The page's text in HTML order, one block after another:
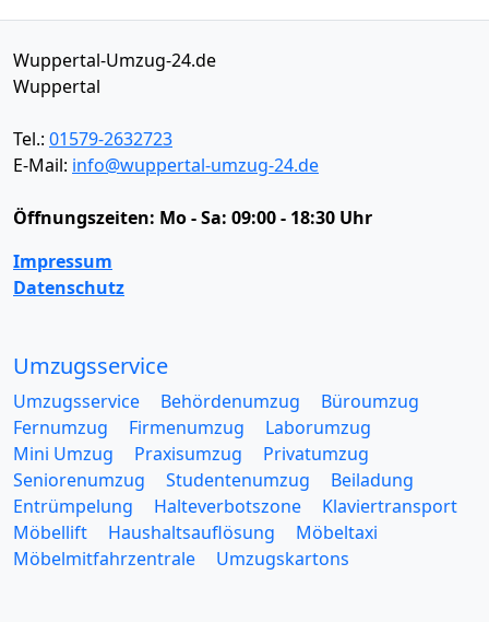
Wuppertal-Umzug-24.de
Wuppertal
Tel.: 01579-2632723
E-Mail: info@wuppertal-umzug-24.de
Öffnungszeiten: Mo - Sa: 09:00 - 18:30 Uhr
Impressum
Datenschutz
Umzugsservice
Umzugsservice Behördenumzug
Büroumzug
Fernumzug
Firmenumzug
Laborumzug
Mini Umzug
Praxisumzug
Privatumzug
Seniorenumzug
Studentenumzug
Beiladung
Entrümpelung
Halteverbotszone
Klaviertransport
Möbellift
Haushaltsauflösung
Möbeltaxi
Möbelmitfahrzentrale
Umzugskartons